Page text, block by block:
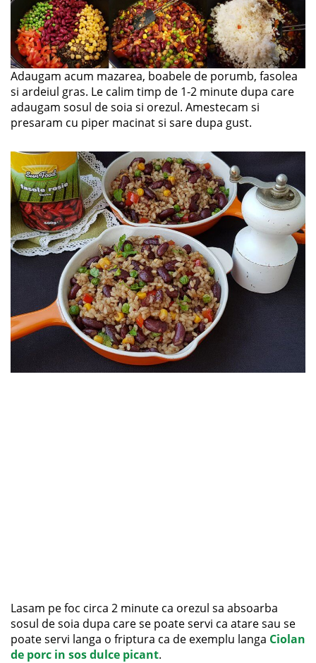
Adaugam acum mazarea, boabele de porumb, fasolea
si ardeiul gras. Le calim timp de 1-2 minute dupa care
adaugam sosul de soia si orezul. Amestecam si
presaram cu piper macinat si sare dupa gust.
Lasam pe foc circa 2 minute ca orezul sa absoarba
sosul de soia dupa care se poate servi ca atare sau se
poate servi langa o friptura ca de exemplu langa Ciolan
de porc in sos dulce picant.